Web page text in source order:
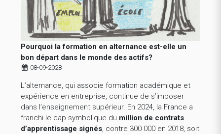
Pourquoi la formation en alternance est-elle un
bon départ dans le monde des actifs?
08-09-2028
L’alternance, qui associe formation académique et
expérience en entreprise, continue de s’imposer
dans l’enseignement supérieur. En 2024, la France a
franchi le cap symbolique du million de contrats
d’apprentissage signés, contre 300 000 en 2018, soit